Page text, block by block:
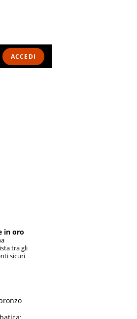
ACCEDI
in oro
tra gli
sicuri